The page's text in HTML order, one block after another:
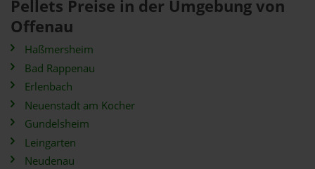
Pellets Preise in der Umgebung von
Offenau
Haßmersheim
Bad Rappenau
Erlenbach
Neuenstadt am Kocher
Gundelsheim
Leingarten
Neudenau